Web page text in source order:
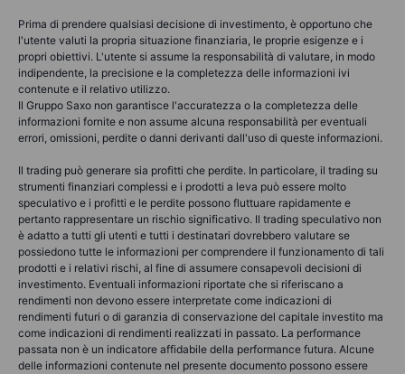
Prima di prendere qualsiasi decisione di investimento, è opportuno che
l'utente valuti la propria situazione finanziaria, le proprie esigenze e i
propri obiettivi. L'utente si assume la responsabilità di valutare, in modo
indipendente, la precisione e la completezza delle informazioni ivi
contenute e il relativo utilizzo.
Il Gruppo Saxo non garantisce l'accuratezza o la completezza delle
informazioni fornite e non assume alcuna responsabilità per eventuali
errori, omissioni, perdite o danni derivanti dall'uso di queste informazioni.
Il trading può generare sia profitti che perdite. In particolare, il trading su
strumenti finanziari complessi e i prodotti a leva può essere molto
speculativo e i profitti e le perdite possono fluttuare rapidamente e
pertanto rappresentare un rischio significativo. Il trading speculativo non
è adatto a tutti gli utenti e tutti i destinatari dovrebbero valutare se
possiedono tutte le informazioni per comprendere il funzionamento di tali
prodotti e i relativi rischi, al fine di assumere consapevoli decisioni di
investimento. Eventuali informazioni riportate che si riferiscano a
rendimenti non devono essere interpretate come indicazioni di
rendimenti futuri o di garanzia di conservazione del capitale investito ma
come indicazioni di rendimenti realizzati in passato. La performance
passata non è un indicatore affidabile della performance futura. Alcune
delle informazioni contenute nel presente documento possono essere